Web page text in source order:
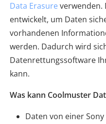
Data Erasure verwenden.
entwickelt, um Daten
vorhandenen
werden. Dadurch wird
Datenrettungssoftware
kann.
Was kann Coolmuster
Daten von einer